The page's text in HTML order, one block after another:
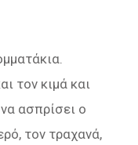
τον κιμά και
ασπρίσει ο
τον τραχανά,